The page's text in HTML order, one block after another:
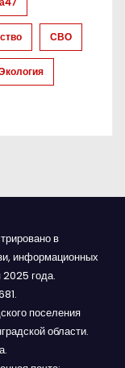
СВО
в
информационных
2025 года.
поселения
области.